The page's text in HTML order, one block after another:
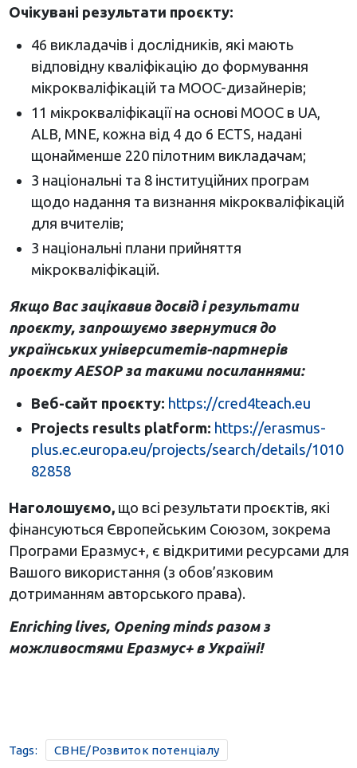
Очікувані результати проєкту:
46 викладачів і дослідників, які мають
відповідну кваліфікацію до формування
мікрокваліфікацій та MOOC-дизайнерів;
11 мікрокваліфікації на основі MOOC в UA,
ALB, MNE, кожна від 4 до 6 ECTS, надані
щонайменше 220 пілотним викладачам;
3 національні та 8 інституційних програм
щодо надання та визнання мікрокваліфікацій
для вчителів;
3 національні плани прийняття
мікрокваліфікацій.
Якщо Вас зацікавив досвід і результати
проєкту, запрошуємо звернутися до
українських університетів-партнерів
проєкту AESOP за такими посиланнями:
Веб-сайт проєкту: https://cred4teach.eu
Projects results platform: https://erasmus-
plus.ec.europa.eu/projects/search/details/1010
82858
Наголошуємо, що всі результати проєктів, які
фінансуються Європейським Союзом, зокрема
Програми Еразмус+, є відкритими ресурсами для
Вашого використання (з обов’язковим
дотриманням авторського права).
Enriching lives, Opening mindsразом з
можливостями Еразмус+ в Україні!
Tags: CBHE/Розвиток потенціалу